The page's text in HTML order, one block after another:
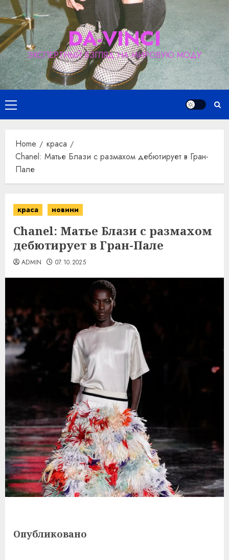
Skip
to
content
DA-VINCI
ЭКСПЕРТНЫЙ ВЗГЛЯД НА МИРОВУЮ МОДУ
Primary
Menu
Home
краса
Chanel: Матье Блази с размахом дебютирует в Гран-
Пале
краса новини
Chanel: Матье Блази с размахом
дебютирует в Гран-Пале
ADMIN 07.10.2025
Опубликовано